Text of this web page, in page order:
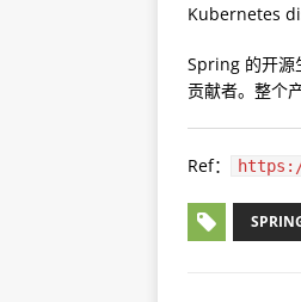
Kubernetes
Spring 的开源
贡献者。整个
Ref：